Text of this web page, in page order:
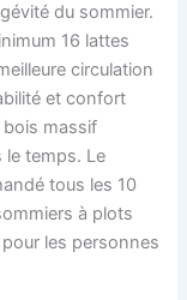
du sommier.
16 lattes
circulation
et confort
massif
le temps. Le
tous les 10
à plots
les personnes